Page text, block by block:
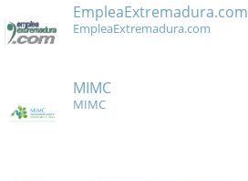
EmpleaExtremadura.com
EmpleaExtremadura.com
MIMC
MIMC